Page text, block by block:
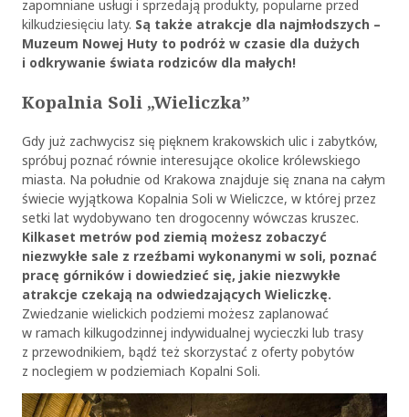
zapomniane usługi i sprzedają produkty, popularne przed
kilkudziesięciu laty. Są także atrakcje dla najmłodszych –
Muzeum Nowej Huty to podróż w czasie dla dużych
i odkrywanie świata rodziców dla małych!
Kopalnia Soli „Wieliczka”
Gdy już zachwycisz się pięknem krakowskich ulic i zabytków,
spróbuj poznać równie interesujące okolice królewskiego
miasta. Na południe od Krakowa znajduje się znana na całym
świecie wyjątkowa Kopalnia Soli w Wieliczce, w której przez
setki lat wydobywano ten drogocenny wówczas kruszec.
Kilkaset metrów pod ziemią możesz zobaczyć
niezwykłe sale z rzeźbami wykonanymi w soli, poznać
pracę górników i dowiedzieć się, jakie niezwykłe
atrakcje czekają na odwiedzających Wieliczkę.
Zwiedzanie wielickich podziemi możesz zaplanować
w ramach kilkugodzinnej indywidualnej wycieczki lub trasy
z przewodnikiem, bądź też skorzystać z oferty pobytów
z noclegiem w podziemiach Kopalni Soli.